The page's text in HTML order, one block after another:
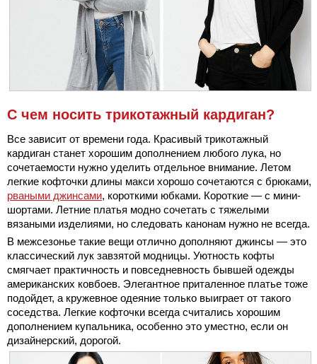
С чем носить трикотажный кардиган?
Все зависит от времени года. Красивый трикотажный
кардиган станет хорошим дополнением любого лука, но
сочетаемости нужно уделить отдельное внимание. Летом
легкие кофточки длины макси хорошо сочетаются с брюками,
рваными джинсами, короткими юбками. Короткие — с мини-
шортами. Летние платья модно сочетать с тяжелыми
вязаными изделиями, но следовать канонам нужно не всегда.
В межсезонье такие вещи отлично дополняют джинсы — это
классический лук завзятой модницы. Уютность кофты
смягчает практичность и повседневность бывшей одежды
американских ковбоев. Элегантное приталенное платье тоже
подойдет, а кружевное одеяние только выиграет от такого
соседства. Легкие кофточки всегда считались хорошим
дополнением купальника, особенно это уместно, если он
дизайнерский, дорогой.